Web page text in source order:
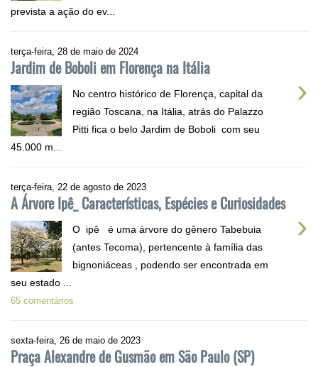
prevista a ação do ev...
terça-feira, 28 de maio de 2024
Jardim de Boboli em Florença na Itália
›
No centro histórico de Florença, capital da
região Toscana, na Itália, atrás do Palazzo
Pitti fica o belo Jardim de Boboli com seu
45.000 m...
terça-feira, 22 de agosto de 2023
A Árvore Ipê_ Características, Espécies e Curiosidades
›
O ipê é uma árvore do gênero Tabebuia
(antes Tecoma), pertencente à família das
bignoniáceas , podendo ser encontrada em
seu estado ...
65 comentários
sexta-feira, 26 de maio de 2023
Praça Alexandre de Gusmão em São Paulo (SP)